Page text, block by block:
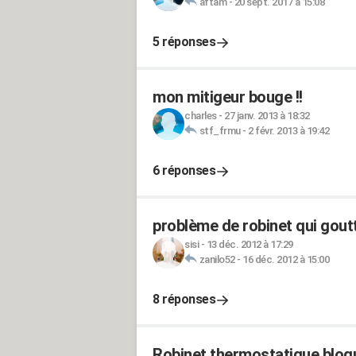
5 réponses
mon mitigeur bouge !!
charles- 27 janv. 2013 à 18:32
stf_frmu- 2 févr. 2013 à 19:42
6 réponses
problème de robinet qui
sisi- 13 déc. 2012 à 17:29
zanilo52- 16 déc. 2012 à 15:00
8 réponses